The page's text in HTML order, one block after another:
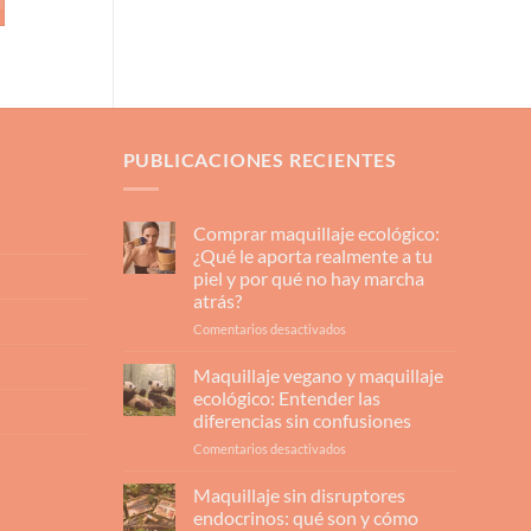
PUBLICACIONES RECIENTES
Comprar maquillaje ecológico:
¿Qué le aporta realmente a tu
piel y por qué no hay marcha
atrás?
Comentarios desactivadosen
ecológico:
¿Qué
le
aporta
tu
Maquillaje vegano y maquillaje
ecológico: Entender las
diferencias sin confusiones
Comentarios desactivadosen
vegano
y
maquillaje
Maquillaje sin disruptores
endocrinos: qué son y cómo